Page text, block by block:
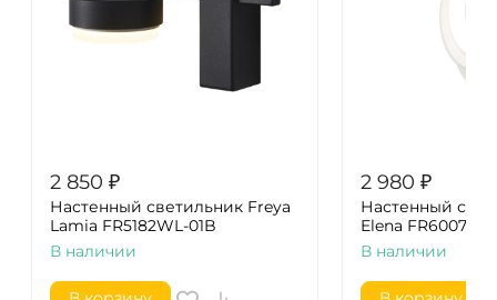
2 850 ₽
Настенный светильник Freya
Lamia FR5182WL-01B
В наличии
2 980 ₽
Настенный
Elena
В наличии